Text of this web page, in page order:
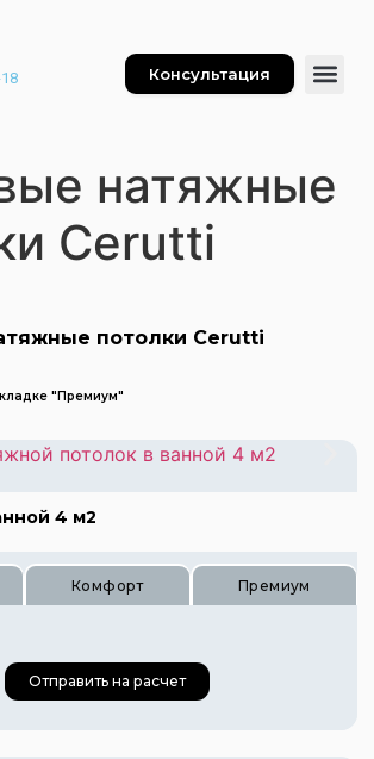
Консультация
натяжные
Cerutti
потолки Cerutti
"Премиум"
4 м2
Комфорт Премиум
Отправить на расчет